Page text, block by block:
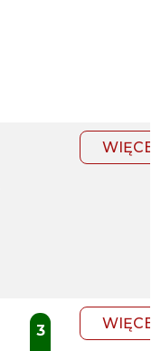
WIĘCEJ
3 WIĘCEJ